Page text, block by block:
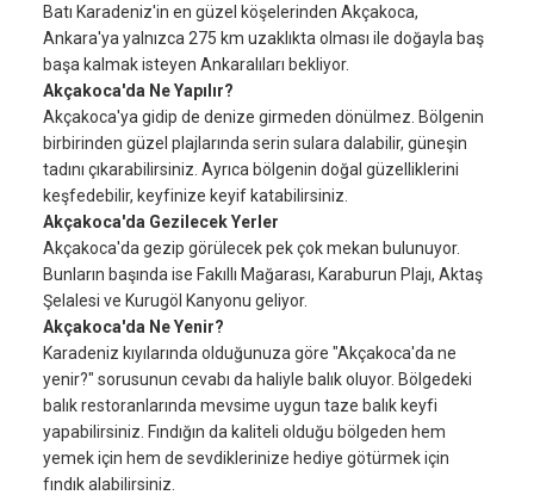
Batı Karadeniz'in en güzel köşelerinden Akçakoca,
Ankara'ya yalnızca 275 km uzaklıkta olması ile doğayla baş
başa kalmak isteyen Ankaralıları bekliyor.
Akçakoca'da Ne Yapılır?
Akçakoca'ya gidip de denize girmeden dönülmez. Bölgenin
birbirinden güzel plajlarında serin sulara dalabilir, güneşin
tadını çıkarabilirsiniz. Ayrıca bölgenin doğal güzelliklerini
keşfedebilir, keyfinize keyif katabilirsiniz.
Akçakoca'da Gezilecek Yerler
Akçakoca'da gezip görülecek pek çok mekan bulunuyor.
Bunların başında ise Fakıllı Mağarası, Karaburun Plajı, Aktaş
Şelalesi ve Kurugöl Kanyonu geliyor.
Akçakoca'da Ne Yenir?
Karadeniz kıyılarında olduğunuza göre "Akçakoca'da ne
yenir?" sorusunun cevabı da haliyle balık oluyor. Bölgedeki
balık restoranlarında mevsime uygun taze balık keyfi
yapabilirsiniz. Fındığın da kaliteli olduğu bölgeden hem
yemek için hem de sevdiklerinize hediye götürmek için
fındık alabilirsiniz.